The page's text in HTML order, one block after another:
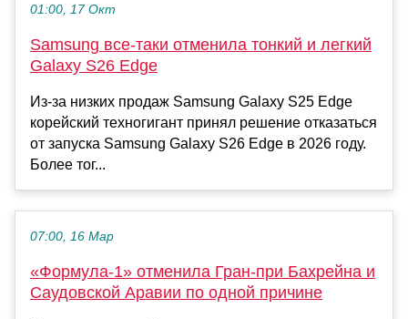
01:00, 17 Окт
Samsung все-таки отменила тонкий и легкий
Galaxy S26 Edge
Из-за низких продаж Samsung Galaxy S25 Edge
корейский техногигант принял решение отказаться
от запуска Samsung Galaxy S26 Edge в 2026 году.
Более тог...
07:00, 16 Мар
«Формула-1» отменила Гран-при Бахрейна и
Саудовской Аравии по одной причине